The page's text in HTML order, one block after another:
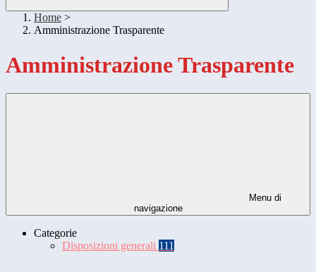
Home >
Amministrazione Trasparente
Amministrazione Trasparente
Menu di
navigazione
Categorie
Disposizioni generali 111